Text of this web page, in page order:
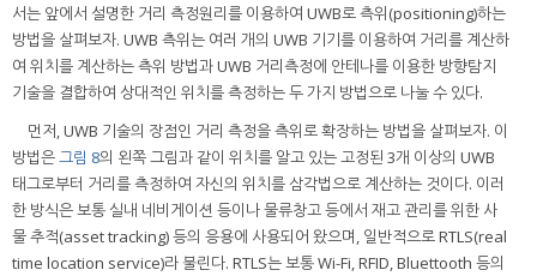
서는 앞에서 설명한 거리 측정원리를 이용하여 UWB로 측위(positioning)하는
방법을 살펴보자. UWB 측위는 여러 개의 UWB 기기를 이용하여 거리를 계산하
여 위치를 계산하는 측위 방법과 UWB 거리측정에 안테나를 이용한 방향탐지
기술을 결합하여 상대적인 위치를 측정하는 두 가지 방법으로 나눌 수 있다.
먼저, UWB 기술의 장점인 거리 측정을 측위로 확장하는 방법을 살펴보자. 이
방법은그림 8의 왼쪽 그림과 같이 위치를 알고 있는 고정된 3개 이상의 UWB
태그로부터 거리를 측정하여 자신의 위치를 삼각법으로 계산하는 것이다. 이러
한 방식은 보통 실내 네비게이션 등이나 물류창고 등에서 재고 관리를 위한 사
물 추적(asset tracking) 등의 응용에 사용되어 왔으며, 일반적으로 RTLS(real
time location service)라 불린다. RTLS는 보통 Wi-Fi, RFID, Bluettooth 등의